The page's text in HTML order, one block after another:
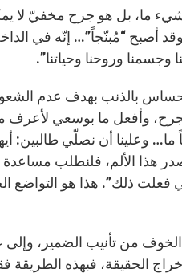
ما، بل هو جرح مخفيّ لا
وقد أصبح “مُبنّجاً”… إنّه في
وروحنا وحياتنا”.
بالذنب بهدف عدم الشعور
وأفعل ما بوسعي
ما… وعلينا أن نصلّي طالبين:
هذا الألم، فلنطلب
فعلت ذلك”. هذا هو التواضع
من تأنيب الضمير، وإلى
الحقيقة، فبهذه